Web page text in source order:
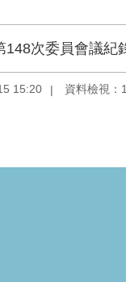
148次委員會議紀
15:20 資料檢視：